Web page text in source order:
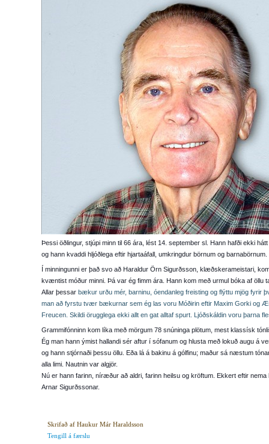
Þessi öðlingur, stjúpi minn til 66 ára, lést 14. september sl. Hann hafði ekki
og hann kvaddi hljóðlega eftir hjartaáfall, umkringdur börnum og
Í minningunni er það svo að Haraldur Örn Sigurðsson, klæðskerameistari,
kvæntist móður minni. Þá var ég fimm ára. Hann kom með urmul bóka af
Allar þessar bækur urðu mér, barninu, óendanleg freisting og flýttu mjög fyrir
man að fyrstu tvær bækurnar sem ég las voru Móðirin eftir Maxim Gorki og
Freucen. Skildi örugglega ekki allt en gat alltaf spurt. Ljóðskáldin voru þarna
Grammifónninn kom líka með mörgum 78 snúninga plötum, mest klassísk
Ég man hann ýmist hallandi sér aftur í sófanum og hlusta með lokuð augu á
og hann stjórnaði þessu öllu. Eða lá á bakinu á gólfinu; maður sá næstum
alla limi. Nautnin var algjör.
Nú er hann farinn, níræður að aldri, farinn heilsu og kröftum. Ekkert eftir
Arnar Sigurðssonar.
Skrifað af Haukur Már Haraldsson
Tengill á færslu